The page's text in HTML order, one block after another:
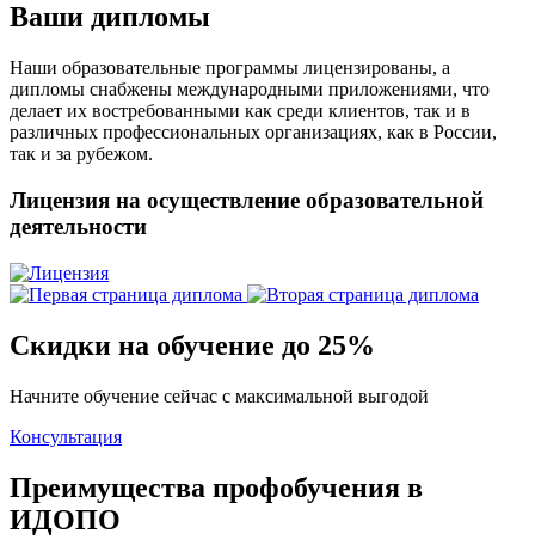
Ваши дипломы
Наши образовательные программы лицензированы, а
дипломы снабжены международными приложениями, что
делает их востребованными как среди клиентов, так и в
различных профессиональных организациях, как в России,
так и за рубежом.
Лицензия на осуществление образовательной
деятельности
Скидки на обучение до 25%
Начните обучение сейчас с максимальной выгодой
Консультация
Преимущества профобучения в
ИДОПО